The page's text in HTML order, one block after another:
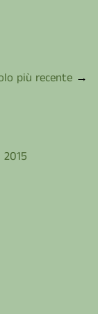
più recente →